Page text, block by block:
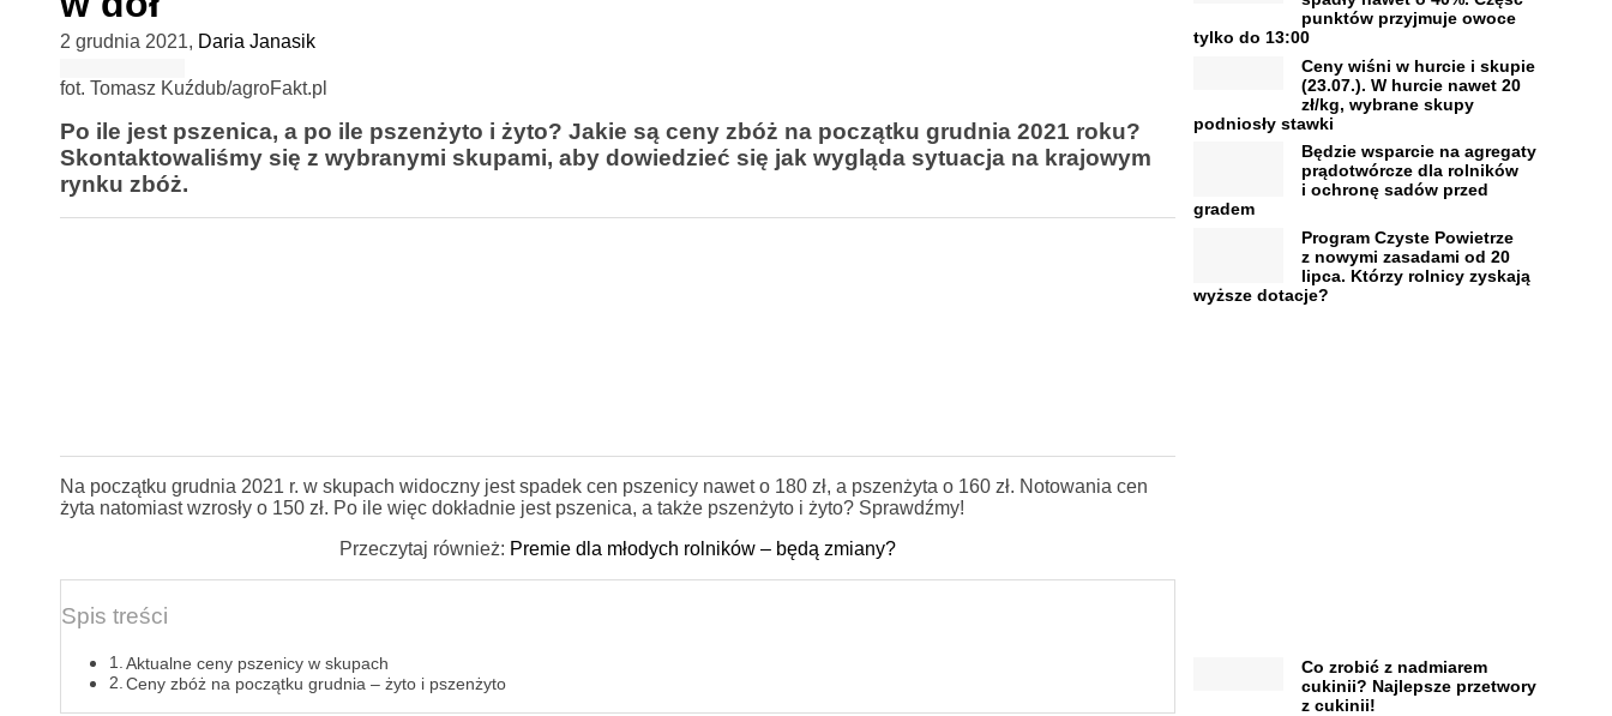
2 grudnia 2021, Daria Janasik
fot. Tomasz Kuźdub/agroFakt.pl
Po ile jest pszenica, a po ile pszenżyto i żyto? Jakie są ceny zbóż na początku grudnia 2021 roku?
Skontaktowaliśmy się z wybranymi skupami, aby dowiedzieć się jak wygląda sytuacja na krajowym
rynku zbóż.
Na początku grudnia 2021 r. w skupach widoczny jest spadek cen pszenicy nawet o 180 zł, a pszenżyta o 160 zł. Notowania cen
żyta natomiast wzrosły o 150 zł. Po ile więc dokładnie jest pszenica, a także pszenżyto i żyto? Sprawdźmy!
Przeczytaj również: Premie dla młodych rolników – będą zmiany?
Spis treści
Aktualne ceny pszenicy w skupach
Ceny zbóż na początku grudnia – żyto i pszenżyto
punktów przyjmuje owoce
tylko do 13:00
Ceny wiśni w hurcie i skupie
(23.07.). W hurcie nawet 20
zł/kg, wybrane skupy
podniosły stawki
Będzie wsparcie na agregaty
prądotwórcze dla rolników
i ochronę sadów przed
gradem
Program Czyste Powietrze
z nowymi zasadami od 20
lipca. Którzy rolnicy zyskają
wyższe dotacje?
Co zrobić z nadmiarem
cukinii? Najlepsze przetwory
z cukinii!